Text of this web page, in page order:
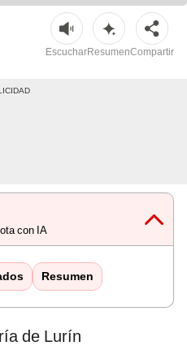
EscucharResumenCompartir
con IA
Resumen
de Lurín